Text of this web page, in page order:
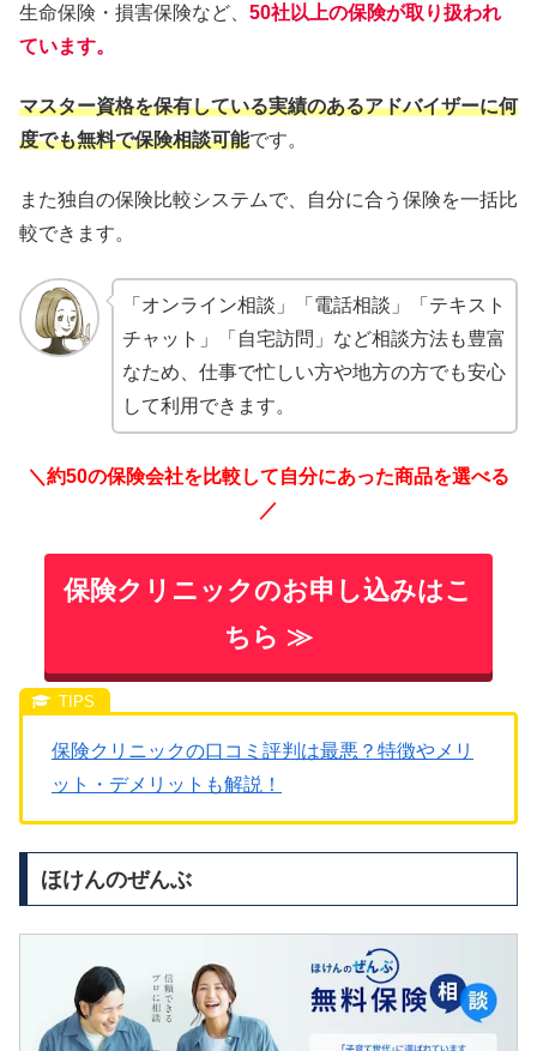
生命保険・損害保険など、 50社以上の保険が取り扱われ
ています。
マスター資格を保有している実績のあるアドバイザーに何
度でも無料で保険相談可能です。
また独自の保険比較システムで、自分に合う保険を一括比
較できます。
「オンライン相談」「電話相談」「テキスト
チャット」「自宅訪問」など相談方法も豊富
なため、仕事で忙しい方や地方の方でも安心
して利用できます。
＼約50の保険会社を比較して自分にあった商品を選べる
／
保険クリニックのお申し込みはこ
ちら ≫
保険クリニックの口コミ評判は最悪？特徴やメリ
ット・デメリットも解説！
ほけんのぜんぶ